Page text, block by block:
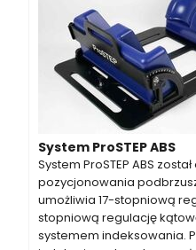
System ProSTEP ABS
System ProSTEP ABS
pozycjonowania
umożliwia 17-stopniową
stopniową regulację
systemem indeksowania.